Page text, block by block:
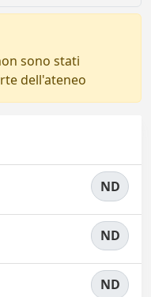
sono stati
dell'ateneo
ND
ND
ND